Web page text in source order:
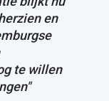
en
te willen